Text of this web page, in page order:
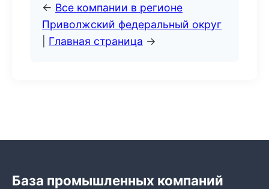
← Все компании в регионе
Приволжский федеральный округ
Главная страница →
База промышленных компаний